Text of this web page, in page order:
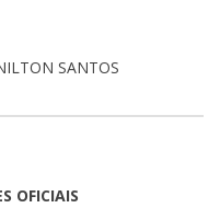
SANTOS
OFICIAIS